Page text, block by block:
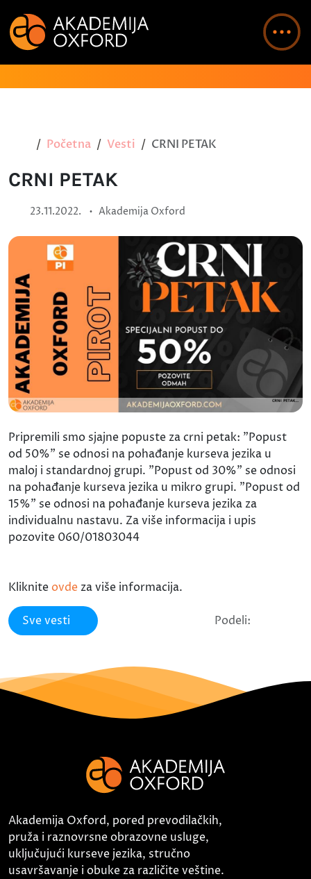
Početna Vesti CRNI PETAK
CRNI PETAK
23.11.2022. • Akademija Oxford
Pripremili smo sjajne popuste za crni petak: "Popust
od 50%" se odnosi na pohađanje kurseva jezika u
maloj i standardnoj grupi. "Popust od 30%" se odnosi
na pohađanje kurseva jezika u mikro grupi. "Popust od
15%" se odnosi na pohađanje kurseva jezika za
individualnu nastavu. Za više informacija i upis
pozovite 060/01803044
Kliknite ovde za više informacija.
Sve vesti Podeli:
Akademija Oxford, pored prevodilačkih,
pruža i raznovrsne obrazovne usluge,
uključujući kurseve jezika, stručno
usavršavanje i obuke za različite veštine.